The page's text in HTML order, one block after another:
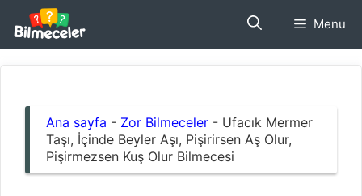
İçeriğe
atla
Menu
Ana sayfa - Zor Bilmeceler - Ufacık Mermer
Taşı, İçinde Beyler Aşı, Pişirirsen Aş Olur,
Pişirmezsen Kuş Olur Bilmecesi